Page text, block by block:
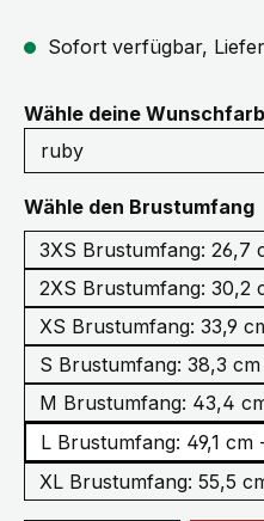
Sofort verfügbar,
Wähle deine
Wähle den Brustumfang
2XS Brustumfang: 30,2
XS Brustumfang: 33,9
S Brustumfang: 38,3
M Brustumfang: 43,4
L Brustumfang: 49,1 cm
XL